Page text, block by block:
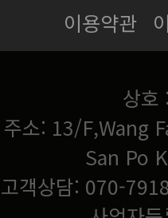
이용약관
상호
San Po
고객상담: 070-